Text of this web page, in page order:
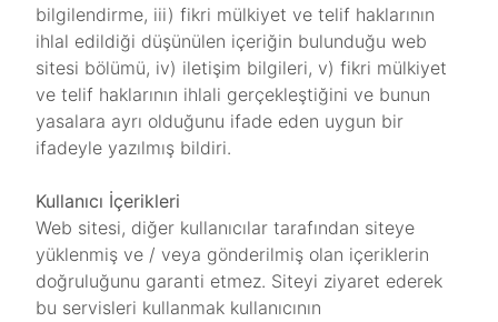
bilgilendirme, iii) fikri mülkiyet ve telif haklarının
ihlal edildiği düşünülen içeriğin bulunduğu web
sitesi bölümü, iv) iletişim bilgileri, v) fikri mülkiyet
ve telif haklarının ihlali gerçekleştiğini ve bunun
yasalara ayrı olduğunu ifade eden uygun bir
ifadeyle yazılmış bildiri.
Kullanıcı İçerikleri
Web sitesi, diğer kullanıcılar tarafından siteye
yüklenmiş ve / veya gönderilmiş olan içeriklerin
doğruluğunu garanti etmez. Siteyi ziyaret ederek
bu servisleri kullanmak kullanıcının